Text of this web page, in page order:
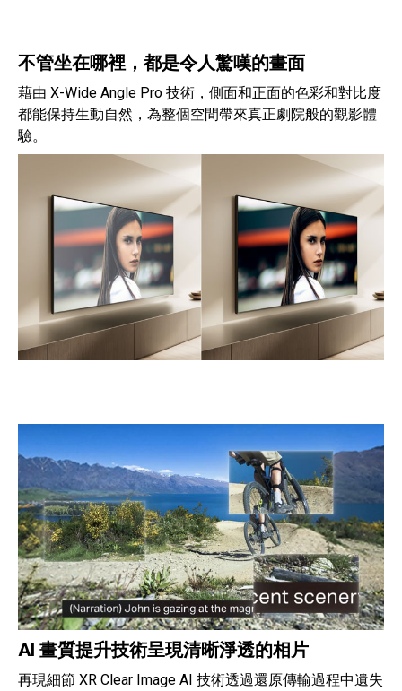
不管坐在哪裡，都是令人驚嘆的畫面
藉由 X-Wide Angle Pro 技術，側面和正面的色彩和對比度
都能保持生動自然，為整個空間帶來真正劇院般的觀影體
驗。
AI 畫質提升技術呈現清晰淨透的相片
再現細節 XR Clear Image AI 技術透過還原傳輸過程中遺失